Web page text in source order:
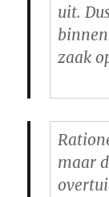
uit.
zaak
maar